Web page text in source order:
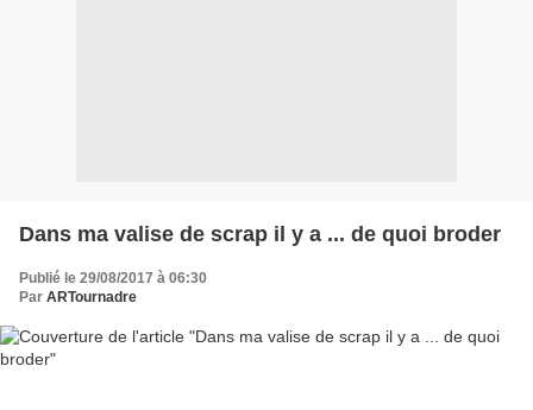
Dans ma valise de scrap il y a ... de quoi broder
Publié le 29/08/2017 à 06:30
Par ARTournadre